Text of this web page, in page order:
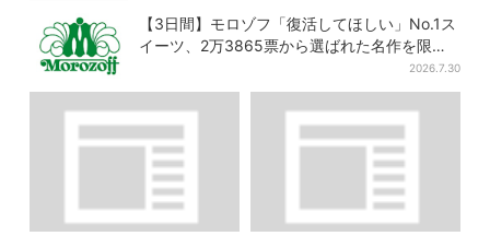
【3日間】モロゾフ「復活してほしい」No.1ス
イーツ、2万3865票から選ばれた名作を限定
2026.7.30